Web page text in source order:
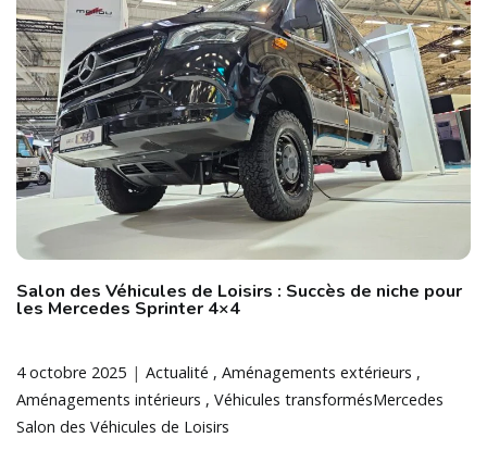
Salon des Véhicules de Loisirs : Succès de niche pour
les Mercedes Sprinter 4×4
4 octobre 2025 Actualité
Aménagements extérieurs
Aménagements intérieurs
Véhicules transformésMercedes
Salon des Véhicules de Loisirs